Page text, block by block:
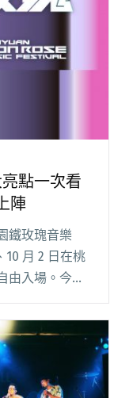
點一次看
陣
鐵玫瑰音樂
10 月 2 日在桃
由入場。今年
，超過 20 組藝
手等爆棚卡閱
亮點一次看 超